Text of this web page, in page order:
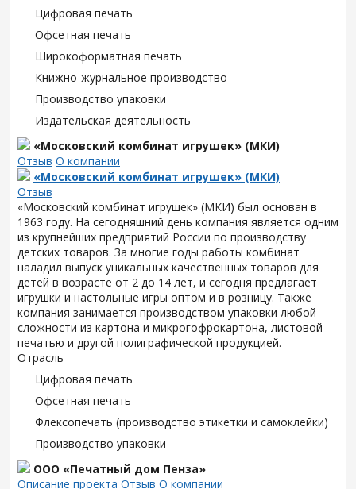
Цифровая печать
Офсетная печать
Широкоформатная печать
Книжно-журнальное производство
Производство упаковки
Издательская деятельность
«Московский комбинат игрушек» (МКИ)
Отзыв О компании
«Московский комбинат игрушек» (МКИ)
Отзыв
«Московский комбинат игрушек» (МКИ) был основан в
1963 году. На сегодняшний день компания является одним
из крупнейших предприятий России по производству
детских товаров. За многие годы работы комбинат
наладил выпуск уникальных качественных товаров для
детей в возрасте от 2 до 14 лет, и сегодня предлагает
игрушки и настольные игры оптом и в розницу. Также
компания занимается производством упаковки любой
сложности из картона и микрогофрокартона, листовой
печатью и другой полиграфической продукцией.
Отрасль
Цифровая печать
Офсетная печать
Флексопечать (производство этикетки и самоклейки)
Производство упаковки
ООО «Печатный дом Пенза»
Описание проекта Отзыв О компании